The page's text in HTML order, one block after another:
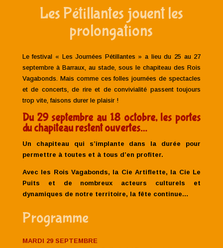
Les Pétillantes jouent les
prolongations
Le festival « Les Journées Pétillantes » a lieu du 25 au 27
septembre à Barraux, au stade, sous le chapiteau des Rois
Vagabonds. Mais comme ces folles journées de spectacles
et de concerts, de rire et de convivialité passent toujours
trop vite, faisons durer le plaisir !
Du 29 septembre au 18 octobre, les portes
du chapiteau restent ouvertes…
Un chapiteau qui s’implante dans la durée pour
permettre à toutes et à tous d’en profiter.
Avec les Rois Vagabonds, la Cie Artiflette, la Cie Le
Puits et de nombreux acteurs culturels et
dynamiques de notre territoire, la fête continue…
Programme
MARDI 29 SEPTEMBRE